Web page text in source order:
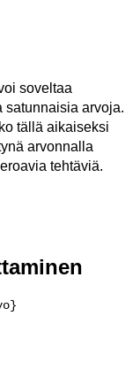
soveltaa
satunnaisia arvoja.
tällä aikaiseksi
arvonnalla
tehtäviä.